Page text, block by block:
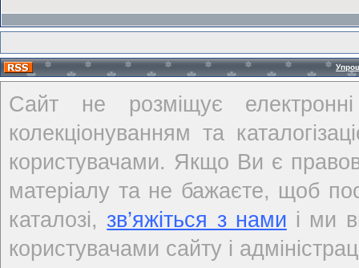
Сайт не розміщує
колекціонуванням та
користувачами. Якщо Ви є
матеріалу та не бажаєте, щоб
каталозі,зв’яжіться з нами і ми
користувачами сайту і